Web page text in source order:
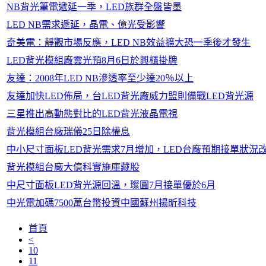
NB背光筆電遞延一季，LED族群全盤皆墨
LED NB需求遞延，晶電、億光受影響
奇美電：靜觀市場反應，LED NB效益擴大恐一季後才發生
LED背光模組廠雲光預8月6日於興櫃掛牌
友達：2008年LED NB滲透率至少達20％以上
友達加快LED佈局，台LED背光廠威力盟則備戰LED背光源
三星推出高動態對比的LED背光液晶電視
背光模組台廠瑞儀25日除權息
中小尺寸面板LED背光需求7月增加，LED台廠預期接單狀況
背光模組台廠大億科實施庫藏股
中尺寸面板LED背光源回溫，璨圓7月接單優於6月
中光電加碼7500萬台幣投資中國蘇州揚昕科技
首頁
<
10
11